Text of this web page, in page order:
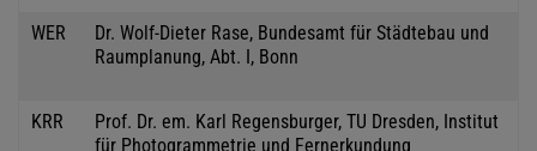
WER
Dr. Wolf-Dieter Rase, Bundesamt für Städtebau und
Raumplanung, Abt. I, Bonn
KRR
Prof. Dr. em. Karl Regensburger, TU Dresden, Institut
für Photogrammetrie und Fernerkundung